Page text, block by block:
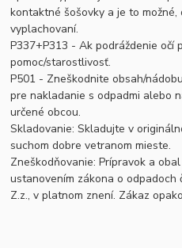
kontaktné šošovky a je to
vyplachovaní.
P337+P313 - Ak podráždenie očí
pomoc/starostlivosť.
P501 - Zneškodnite obsah/
pre nakladanie s odpadmi alebo
určené obcou.
Skladovanie: Skladujte v
suchom dobre vetranom mieste.
Zneškodňovanie: Prípravok a
ustanovením zákona o odpadoch
Z.z., v platnom znení. Zákaz